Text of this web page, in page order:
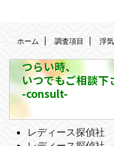
ホーム 調査項目 浮
つらい時、
いつでもご相談下
-consult-
レディース探偵社